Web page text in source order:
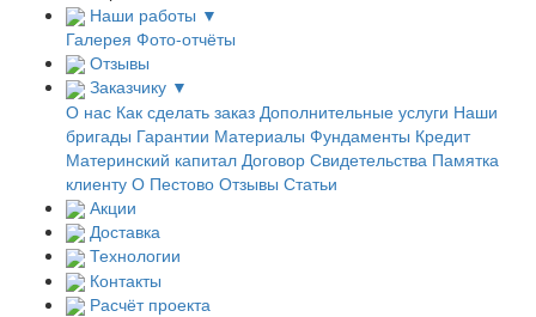
Наши работы ▼
Галерея Фото-отчёты
Отзывы
Заказчику ▼
О нас Как сделать заказ Дополнительные услуги Наши
бригады Гарантии Материалы Фундаменты Кредит
Материнский капитал Договор Свидетельства Памятка
клиенту О Пестово Отзывы Статьи
Акции
Доставка
Технологии
Контакты
Расчёт проекта